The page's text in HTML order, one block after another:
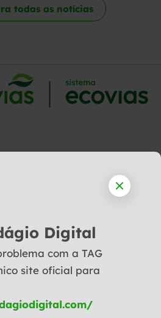
todas as notícias
Financeiras
os direitos reservados a Ecovias
Digital
com a TAG
site oficial para